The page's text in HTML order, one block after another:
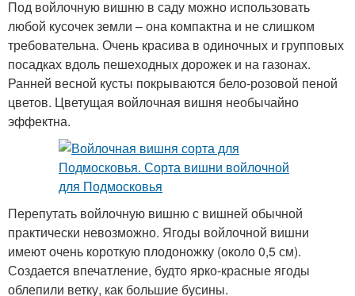
Под войлочную вишню в саду можно использовать
любой кусочек земли – она компактна и не слишком
требовательна. Очень красива в одиночных и групповых
посадках вдоль пешеходных дорожек и на газонах.
Ранней весной кусты покрываются бело-розовой пеной
цветов. Цветущая войлочная вишня необычайно
эффектна.
Перепутать войлочную вишню с вишней обычной
практически невозможно. Ягоды войлочной вишни
имеют очень короткую плодоножку (около 0,5 см).
Создается впечатление, будто ярко-красные ягоды
облепили ветку, как большие бусины.